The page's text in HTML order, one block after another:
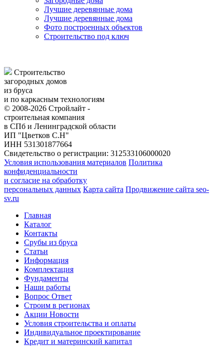
Лучшие деревянные дома
Лучшие деревянные дома
Фото построенных объектов
Строительство под ключ
Строительство
загородных домов
из бруса
и по каркасным технологиям
© 2008-2026 Стройлайт -
строительная компания
в СПб и Ленинградской области
ИП "Цветков С.Н"
ИНН 531301877664
Свидетельство о регистрации: 312533106000020
Условия использования материалов Политика
конфиденциальности
и согласие на обработку
персональных данных Карта сайта Продвижение сайта seo-
sv.ru
Главная
Каталог
Контакты
Срубы из бруса
Статьи
Информация
Комплектация
Фундаменты
Наши работы
Вопрос Ответ
Строим в регионах
Акции Новости
Условия строительства и оплаты
Индивидуальное проектирование
Кредит и материнский капитал